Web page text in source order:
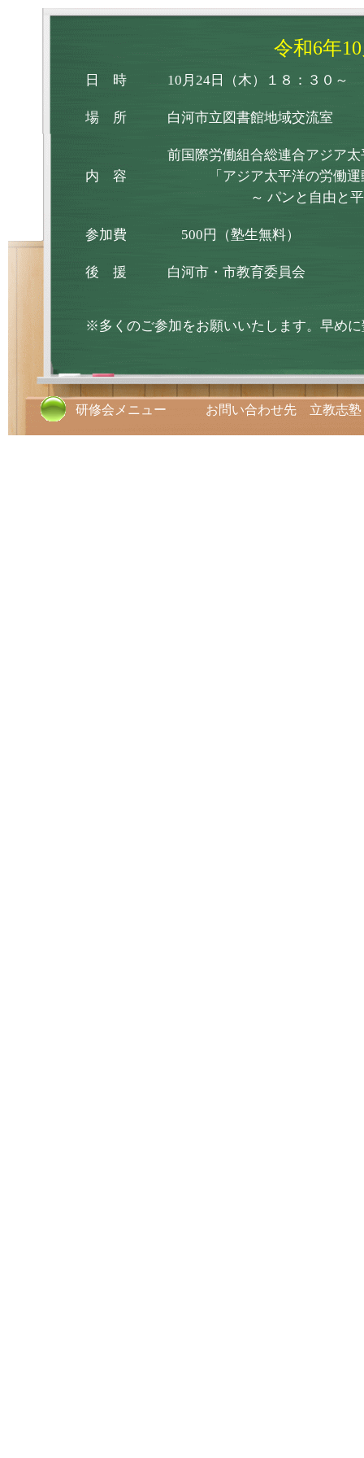
令和6年
日 時 10月24日（木）１８：３０～
場 所 白河市立図書館地域交流室
内 容
前国際労働組合総連合アジア
「アジア太平洋の労働運
～ パンと自由と平和
参加費 500円（塾生無料）
後 援 白河市・市教育委員会
※多くのご参加をお願いいたします。早め
研修会メニュー お問い合わせ先 立教志